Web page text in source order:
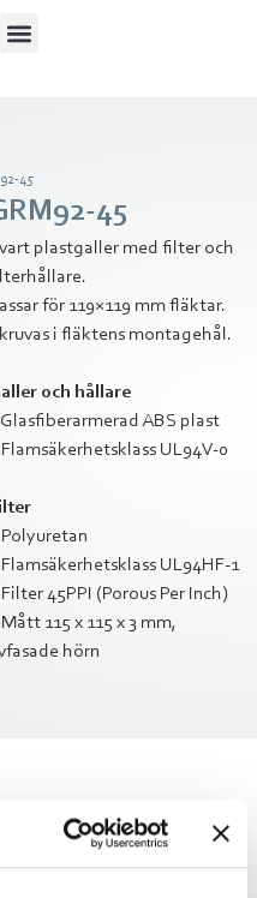
45
45
plastgaller med filter och
för 119×119 mm fläktar.
i fläktens montagehål.
och hållare
ABS plast
UL94V-0
UL94HF-1
45PPI (Porous Per Inch)
115 x 115 x 3 mm,
hörn
Dokumentit